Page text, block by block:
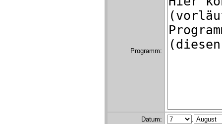
Programm:
Datum: .